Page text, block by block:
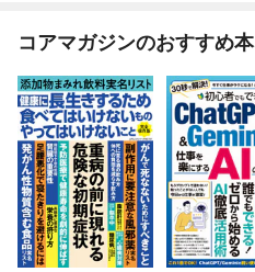
コアマガジンのおすすめ本